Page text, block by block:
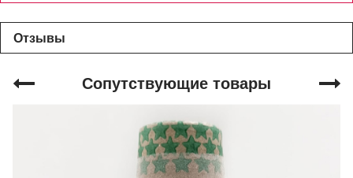
Отзывы
Сопутствующие товары